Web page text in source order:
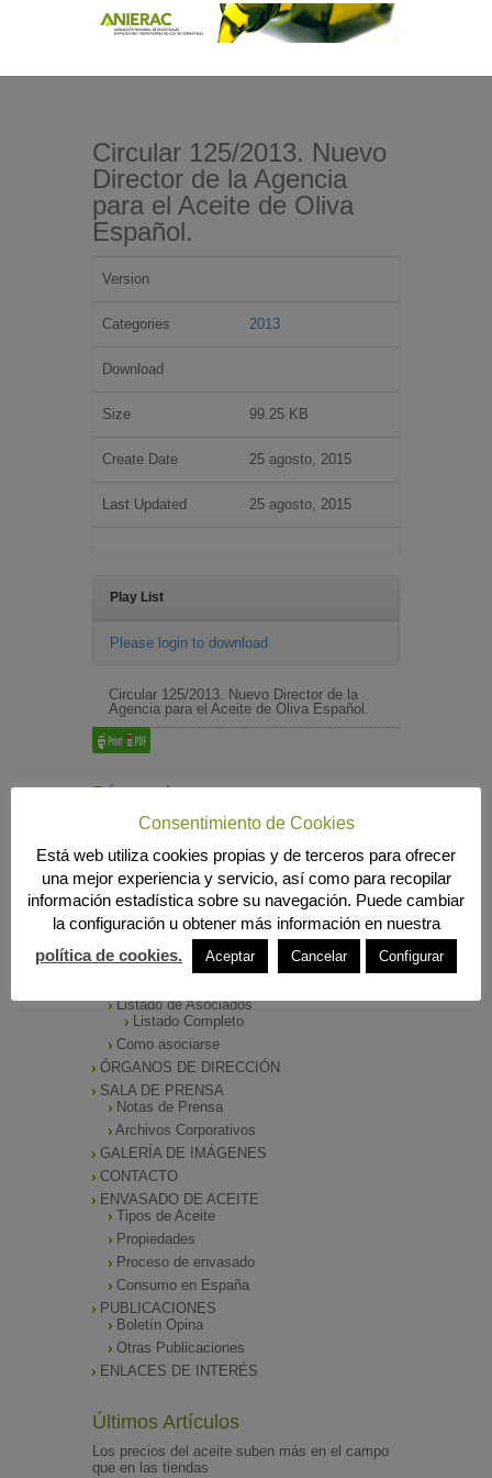
Circular 125/2013. Nuevo
Director de la Agencia
para el Aceite de Oliva
Español.
Version
Categories 2013
Download
Size 99.25 KB
Create Date 25 agosto, 2015
Last Updated 25 agosto, 2015
Play List
Please login to download
Circular 125/2013. Nuevo Director de la
Agencia para el Aceite de Oliva Español.
Búsqueda
MENÚ PRINCIPAL
INICIO
Presentación
Listado de Asociados
Listado Completo
Como asociarse
ÓRGANOS DE DIRECCIÓN
SALA DE PRENSA
Notas de Prensa
Archivos Corporativos
GALERÍA DE IMÁGENES
CONTACTO
ENVASADO DE ACEITE
Tipos de Aceite
Propiedades
Proceso de envasado
Consumo en España
PUBLICACIONES
Boletín Opina
Otras Publicaciones
ENLACES DE INTERÉS
Últimos Artículos
Los precios del aceite suben más en el campo
que en las tiendas
Consentimiento de Cookies
Está web utiliza cookies propias y de terceros para ofrecer
una mejor experiencia y servicio, así como para recopilar
información estadística sobre su navegación. Puede cambiar
la configuración u obtener más información en nuestra
política de cookies.
Aceptar Cancelar Configurar